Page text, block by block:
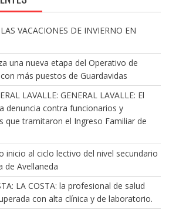
VACACIONES DE INVIERNO EN
una nueva etapa del Operativo de
más puestos de Guardavidas
LAVALLE: GENERAL LAVALLE: El
denuncia contra funcionarios y
que tramitaron el Ingreso Familiar de
inicio al ciclo lectivo del nivel secundario
de Avellaneda
LA COSTA: la profesional de salud
con alta clínica y de laboratorio.